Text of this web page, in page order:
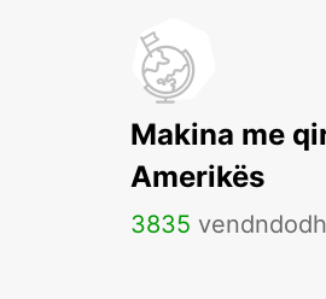
Makina me
Amerikës
3835